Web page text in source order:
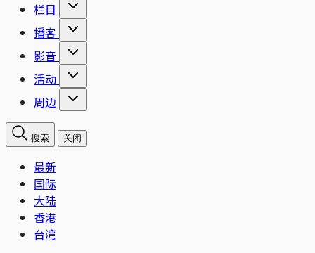
栏目
播客
影音
活动
周边
搜索 关闭
最新
国际
大陆
香港
台湾